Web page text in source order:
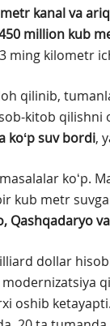
kanal va
million kub
ming kilometr
qilinib,
kitob qilishni
koʻp suv bordi,
koʻp.
kub metr
Qashqadaryo
dollar
oshib